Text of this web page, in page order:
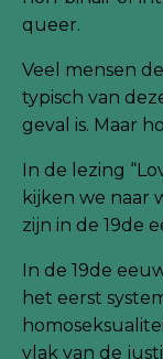
queer.
Veel mensen
typisch van
geval is. Maar
In de lezing
kijken we naar
zijn in de 19de
In de 19de
het eerst
vlak van de